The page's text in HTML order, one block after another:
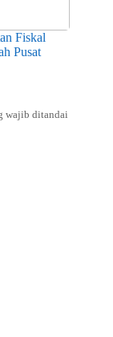
Fiskal
Pusat
wajib ditandai